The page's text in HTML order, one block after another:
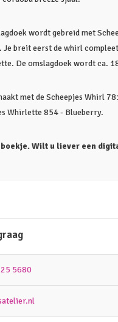
wordt gebreid met
breit eerst de whirl
De omslagdoek wordt ca.
met de Scheepjes Whirl
Whirlette 854 - Blueberry.
Wilt u liever een
5680